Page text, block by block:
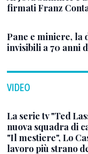
firmati Franz
Pane e miniere, la
invisibili a 70 anni
VIDEO
La serie tv "Ted
nuova squadra di
"Il mestiere", Lo
lavoro più strano